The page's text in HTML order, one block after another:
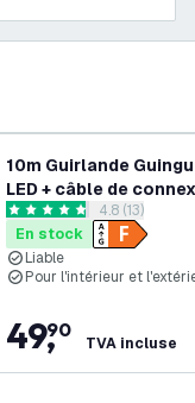
liste de souhaits
10m Guirlande
LED + câble de
3m - IP65 - Liable -
lampes LED
ouvrir le
4.8 étoiles de notation
4.8 (13)
En stock
Liable
Pour l'intérieur et
49,
90
TVA incluse